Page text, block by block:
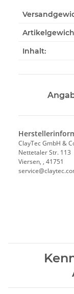
Inhalt:
ClayTec GmbH &
Nettetaler Str. 113
Viersen, , 41751